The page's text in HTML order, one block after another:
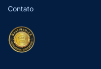
Contato